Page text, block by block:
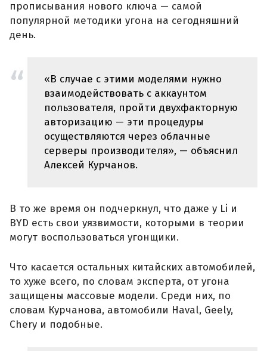
прописывания нового ключа — самой
популярной методики угона на сегодняшний
день.
«В случае с этими моделями нужно
взаимодействовать с аккаунтом
пользователя, пройти двухфакторную
авторизацию — эти процедуры
осуществляются через облачные
серверы производителя», — объяснил
Алексей Курчанов.
В то же время он подчеркнул, что даже у Li и
BYD есть свои уязвимости, которыми в теории
могут воспользоваться угонщики.
Что касается остальных китайских автомобилей,
то хуже всего, по словам эксперта, от угона
защищены массовые модели. Среди них, по
словам Курчанова, автомобили Haval, Geely,
Chery и подобные.